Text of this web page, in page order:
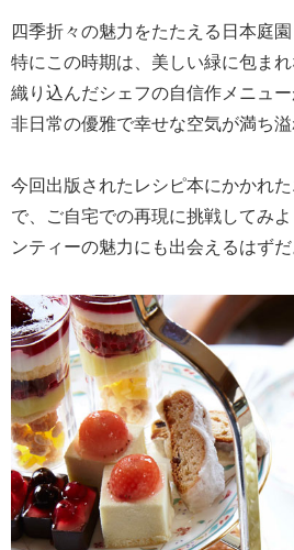
四季折々の魅力をたたえる日本庭園
特にこの時期は、美しい緑に包ま
織り込んだシェフの自信作メニュー
非日常の優雅で幸せな空気が満ち溢
今回出版されたレシピ本にかかれ
で、ご自宅での再現に挑戦してみ
ンティーの魅力にも出会えるはずだ